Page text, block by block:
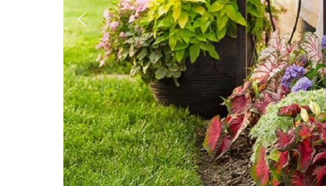
お問い合わせフォーム
後日メールにて回答させていただきます。